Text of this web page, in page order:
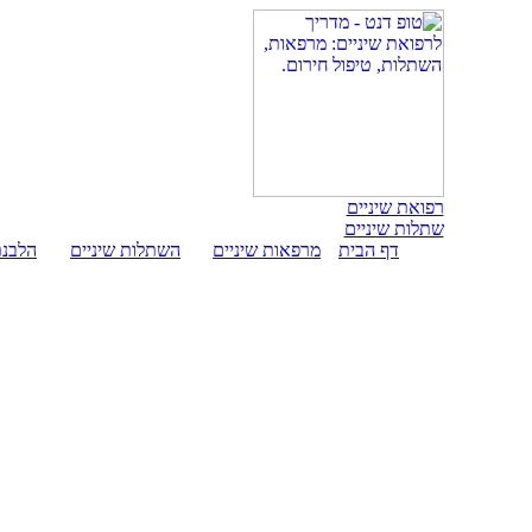
רפואת שיניים
שתלות שיניים
דף הבית
מרפאות שיניים השתלות שיניים